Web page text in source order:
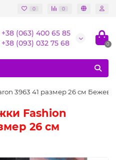
0 0
+38 (063) 400 65 85
+38 (093) 032 75 68
0
3963 41 размер 26 см
Fashion
26 см